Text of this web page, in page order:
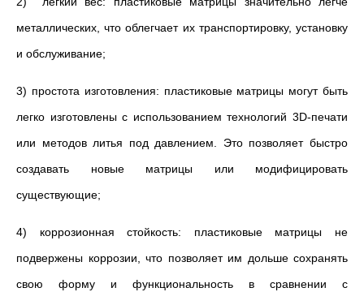
металлических, что облегчает их транспортировку, установку
и обслуживание;
3) простота изготовления: пластиковые матрицы могут быть
легко изготовлены с использованием технологий 3D-печати
или методов литья под давлением. Это позволяет быстро
создавать новые матрицы или модифицировать
существующие;
4) коррозионная стойкость: пластиковые матрицы не
подвержены коррозии, что позволяет им дольше сохранять
свою форму и функциональность в сравнении с